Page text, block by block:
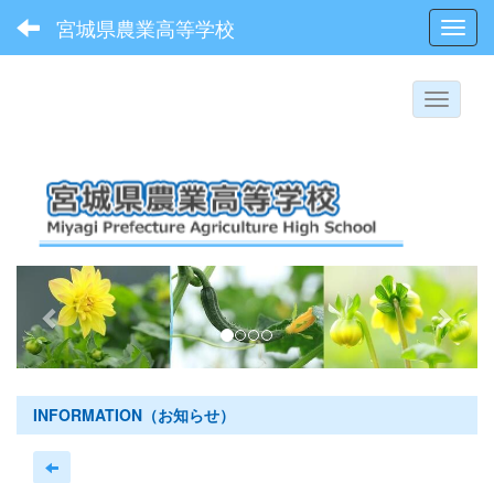
宮城県農業高等学校
p
r
e
v
i
o
u
n
e
x
t
INFORMATION（お知らせ）